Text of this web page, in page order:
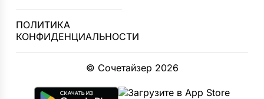
ПОЛИТИКА
КОНФИДЕНЦИАЛЬНОСТИ
© Сочетайзер 2026